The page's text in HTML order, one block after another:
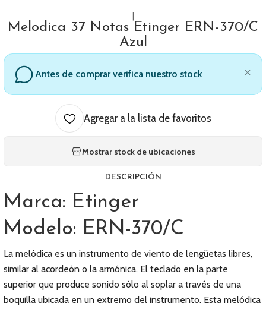
Melodica 37 Notas Etinger ERN-370/C
Azul
Antes de comprar verifica nuestro stock
Agregar a la lista de favoritos
Mostrar stock de ubicaciones
DESCRIPCIÓN
Marca: Etinger
Modelo: ERN-370/C
La melódica es un instrumento de viento de lengüetas libres,
similar al acordeón o la armónica. El teclado en la parte
superior que produce sonido sólo al soplar a través de una
boquilla ubicada en un extremo del instrumento. Esta melódica